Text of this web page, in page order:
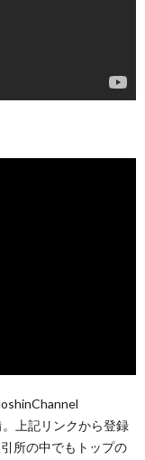
上記リンクから登録
所の中でもトップの